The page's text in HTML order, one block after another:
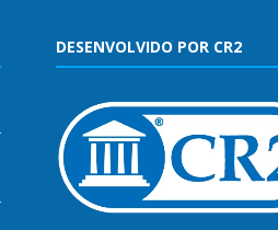
DESENVOLVIDO POR CR2